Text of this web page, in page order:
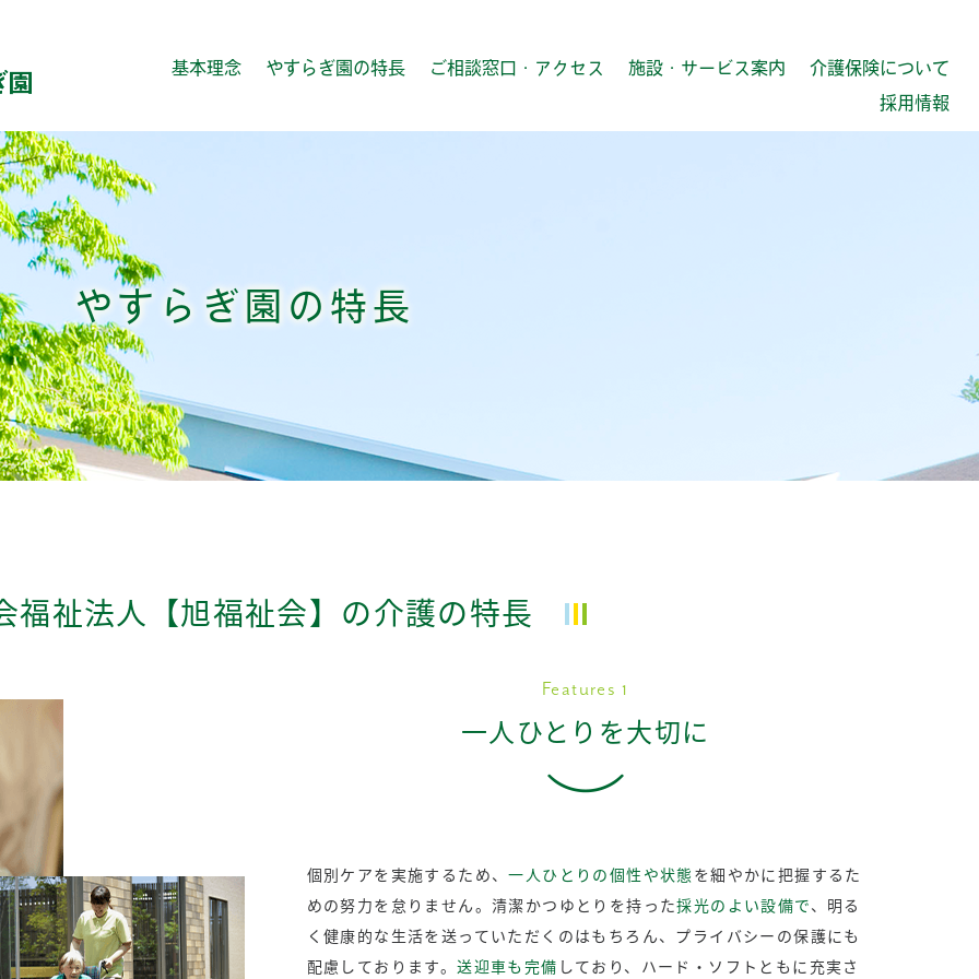
基本理念 やすらぎ園の特長 ご相談窓口・アクセス 施設・サービス案内
介護保険について
採用情報
やすらぎ園の特長
福祉法人【旭福祉会】の介護の特長
Features 1
一人ひとりを大切に
個別ケアを実施するため、一人ひとりの個性や状態 を細やかに把握するた
めの努力を怠りません。清潔かつゆとりを持った採光のよい設備で、明る
く健康的な生活を送っていただくのはもちろん、プライバシーの保護にも
配慮しております。送迎車も完備 しており、ハード・ソフトともに充実さ